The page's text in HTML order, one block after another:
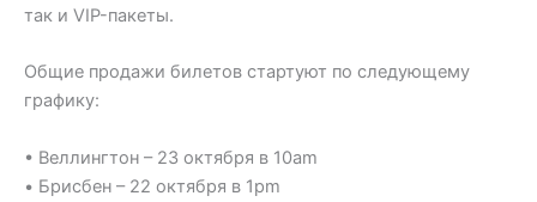
так и VIP-пакеты.
Общие продажи билетов стартуют по следующему
графику:
• Веллингтон – 23 октября в 10am
• Брисбен – 22 октября в 1pm